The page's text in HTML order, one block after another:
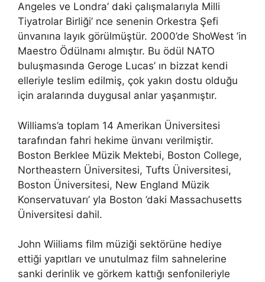
Angeles ve Londra’ daki çalışmalarıyla Milli
Tiyatrolar Birliği’ nce senenin Orkestra Şefi
ünvanına layık görülmüştür. 2000’de ShoWest ’in
Maestro Ödülnamı almıştır. Bu ödül NATO
buluşmasında Geroge Lucas’ ın bizzat kendi
elleriyle teslim edilmiş, çok yakın dostu olduğu
için aralarında duygusal anlar yaşanmıştır.
Williams’a toplam 14 Amerikan Üniversitesi
tarafından fahri hekime ünvanı verilmiştir.
Boston Berklee Müzik Mektebi, Boston College,
Northeastern Üniversitesi, Tufts Üniversitesi,
Boston Üniversitesi, New England Müzik
Konservatuvarı’ yla Boston ’daki Massachusetts
Üniversitesi dahil.
John Wiiliams film müziği sektörüne hediye
ettiği yapıtları ve unutulmaz film sahnelerine
sanki derinlik ve görkem kattığı senfonileriyle